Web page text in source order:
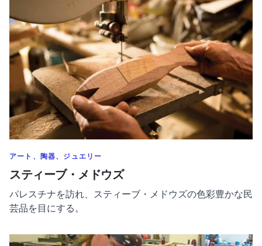
のカテゴリーでもっと表示
アート、陶器、ジュエリー
スティーブ・メドウズ
パレスチナを訪れ、スティーブ・メドウズの色彩豊かな民
芸品を目にする。
Prairie Fire Glass についてもっと読む